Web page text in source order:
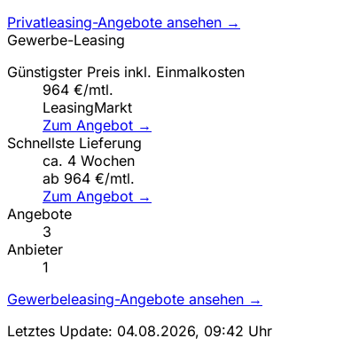
Privatleasing-Angebote ansehen →
Gewerbe-Leasing
Günstigster Preis inkl. Einmalkosten
964 €/mtl.
LeasingMarkt
Zum Angebot →
Schnellste Lieferung
ca. 4 Wochen
ab 964 €/mtl.
Zum Angebot →
Angebote
3
Anbieter
1
Gewerbeleasing-Angebote ansehen →
Letztes Update: 04.08.2026, 09:42 Uhr